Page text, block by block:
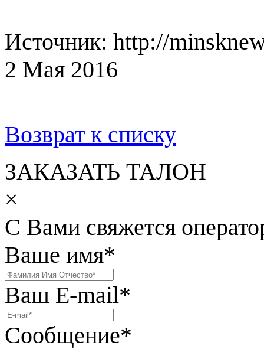
Источник: http://
2 Мая 2016
Возврат к списку
ЗАКАЗАТЬ ТАЛОН
×
С Вами свяжется
Ваше имя*
Ваш E-mail*
Сообщение*